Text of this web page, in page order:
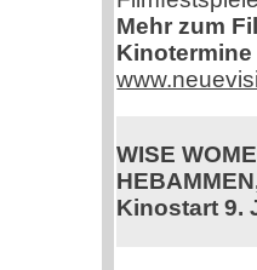
Mehr zum
WISE
Kinostart 9.